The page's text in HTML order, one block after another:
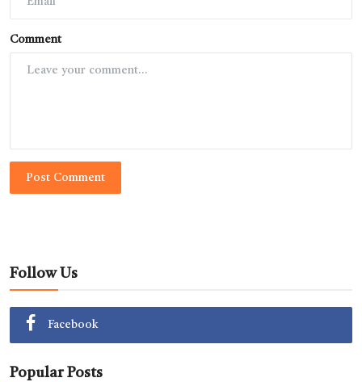
Comment
Post Comment
Follow Us
Facebook
Popular Posts